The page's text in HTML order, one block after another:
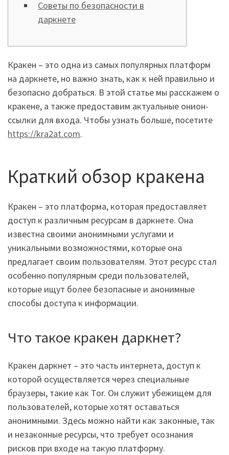
Советы по безопасности в
даркнете
Кракен – это одна из самых популярных платформ
на даркнете, но важно знать, как к ней правильно и
безопасно добраться. В этой статье мы расскажем о
кракене, а также предоставим актуальные онион-
ссылки для входа. Чтобы узнать больше, посетите
https://kra2at.com.
Краткий обзор кракена
Кракен – это платформа, которая предоставляет
доступ к различным ресурсам в даркнете. Она
известна своими анонимными услугами и
уникальными возможностями, которые она
предлагает своим пользователям. Этот ресурс стал
особенно популярным среди пользователей,
которые ищут более безопасные и анонимные
способы доступа к информации.
Что такое кракен даркнет?
Кракен даркнет – это часть интернета, доступ к
которой осуществляется через специальные
браузеры, такие как Tor. Он служит убежищем для
пользователей, которые хотят оставаться
анонимными. Здесь можно найти как законные, так
и незаконные ресурсы, что требует осознания
рисков при входе на такую платформу.